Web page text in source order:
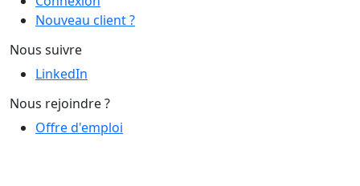
Nouveau client ?
Nous suivre
LinkedIn
Nous rejoindre ?
Offre d'emploi